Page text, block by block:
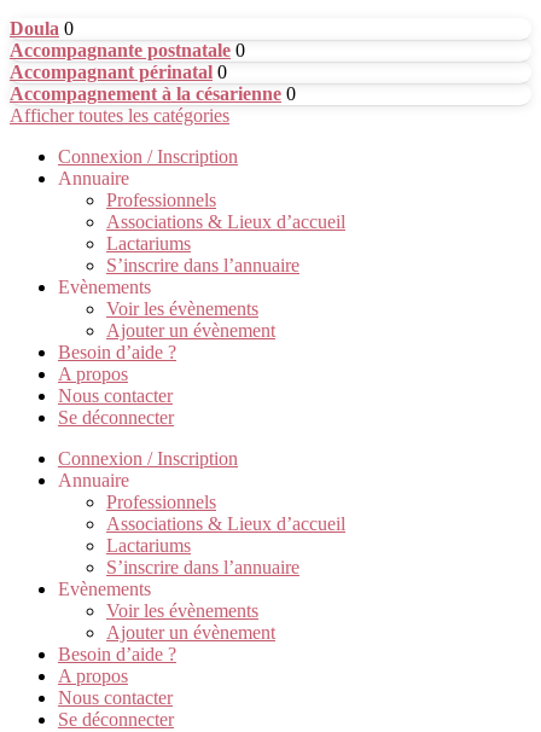
Doula 0
Accompagnante postnatale 0
Accompagnant périnatal 0
Accompagnement à la césarienne 0
Afficher toutes les catégories
Connexion / Inscription
Annuaire
Professionnels
Associations & Lieux d’accueil
Lactariums
S’inscrire dans l’annuaire
Evènements
Voir les évènements
Ajouter un évènement
Besoin d’aide ?
A propos
Nous contacter
Se déconnecter
Connexion / Inscription
Annuaire
Professionnels
Associations & Lieux d’accueil
Lactariums
S’inscrire dans l’annuaire
Evènements
Voir les évènements
Ajouter un évènement
Besoin d’aide ?
A propos
Nous contacter
Se déconnecter